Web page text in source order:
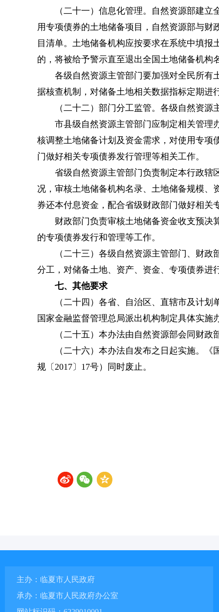
（二十一）信息化管理。自然资源部建立全
用专项债券的土地储备项目，自然资源部与
目清单。土地储备机构应按要求在系统中填
的，将被给予警示直至退出全国土地储备机构
各级自然资源主管部门要加强对全民所有土
据核查机制，对储备土地相关数据指标定期进
（二十二）部门分工监管。各级自然资源
市县级自然资源主管部门应制定相关管理办
核调整土地储备计划及资金需求，对使用专项
门做好相关专项债券发行管理等相关工作。
省级自然资源主管部门负责制定本行政辖区
况，审核土地储备机构名录、土地储备规模
券还本付息资金，配合省级财政部门做好相关
财政部门负责审核土地储备资金收支预决算
的专项债券发行和管理等工作。
（二十三）各级自然资源主管部门、财政部
分工，对储备土地、资产、资金、专项债券进
七、其他要求
（二十四）各省、自治区、直辖市及计划单
国家金融监督管理总局派出机构制定具体实施
（二十五）本办法由自然资源部会同财政
（二十六）本办法自发布之日起实施。《国
规〔2017〕17号）同时废止。
主办：临夏市人民政府
承办：临夏市人民政府办公室